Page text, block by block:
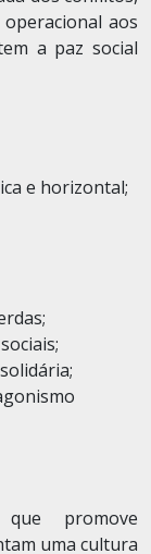
aos
a paz social
e horizontal;
promove
uma cultura